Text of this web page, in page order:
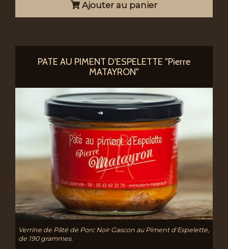
Ajouter au panier
PATE AU PIMENT D'ESPELETTE "Pierre
MATAYRON"
Verrine de Pâté de Porc Noir Gascon au Piment d'Espelette,
de 190 grammes.